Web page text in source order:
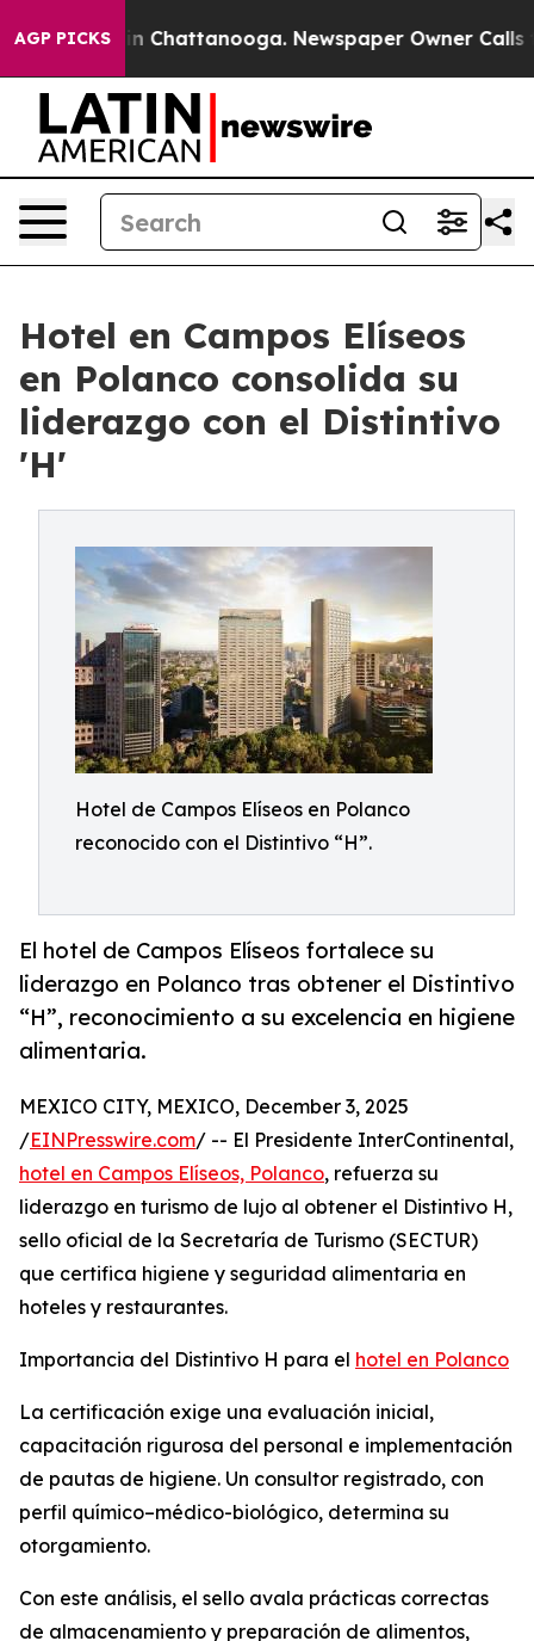
AGP PICKS
Chaos in Chattanooga. Newspaper Owner Calls
Hotel en Campos Elíseos
en Polanco consolida su
liderazgo con el Distintivo
'H'
Hotel de Campos Elíseos en Polanco
reconocido con el Distintivo “H”.
El hotel de Campos Elíseos fortalece su
liderazgo en Polanco tras obtener el Distintivo
“H”, reconocimiento a su excelencia en higiene
alimentaria.
MEXICO CITY, MEXICO, December 3, 2025
/EINPresswire.com/ -- El Presidente InterContinental,
hotel en Campos Elíseos, Polanco, refuerza su
liderazgo en turismo de lujo al obtener el Distintivo H,
sello oficial de la Secretaría de Turismo (SECTUR)
que certifica higiene y seguridad alimentaria en
hoteles y restaurantes.
Importancia del Distintivo H para el hotel en Polanco
La certificación exige una evaluación inicial,
capacitación rigurosa del personal e implementación
de pautas de higiene. Un consultor registrado, con
perfil químico–médico-biológico, determina su
otorgamiento.
Con este análisis, el sello avala prácticas correctas
de almacenamiento y preparación de alimentos,